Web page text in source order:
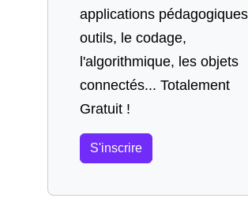
applications
outils, le codage,
l'algorithmique, les objets
connectés... Totalement
Gratuit !
S'inscrire